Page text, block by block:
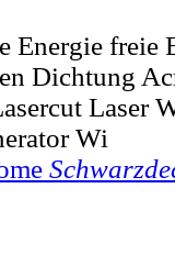
Energie freie
Dichtung
Laser
Wi